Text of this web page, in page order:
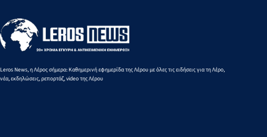
Leros News, η Λέρος σήμερα: Καθημερινή εφημερίδα της Λέρου με όλες τις ειδήσεις για τη Λέρο,
νέα, εκδηλώσεις, ρεπορτάζ, video της Λέρου